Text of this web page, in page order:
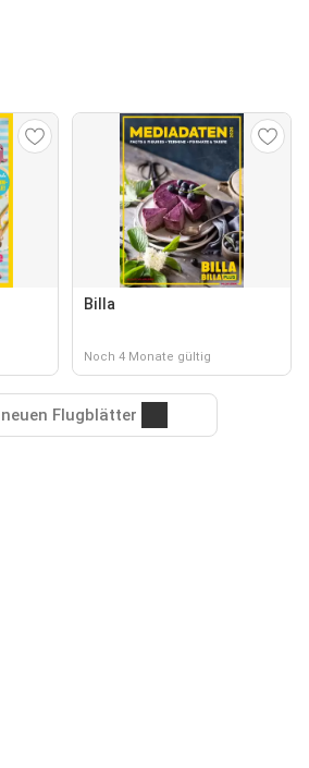
Billa
Noch 4 Monate gültig
Flugblätter